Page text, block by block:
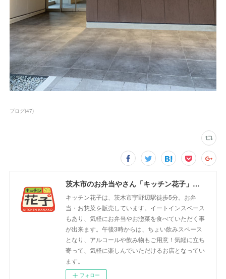
ブログ(47)
茨木市のお弁当やさん「キッチン花子」ちょい飲みスペース「サウス」
キッチン花子は、茨木市宇野辺駅徒歩5分。お弁
当・お惣菜を販売しています。イートインスペース
もあり、気軽にお弁当やお惣菜を食べていただく事
が出来ます。午後3時からは、ちょい飲みスペース
となり、アルコールや飲み物もご用意！気軽に立ち
寄って、気軽に楽しんでいただけるお店となってい
ます。
フォロー